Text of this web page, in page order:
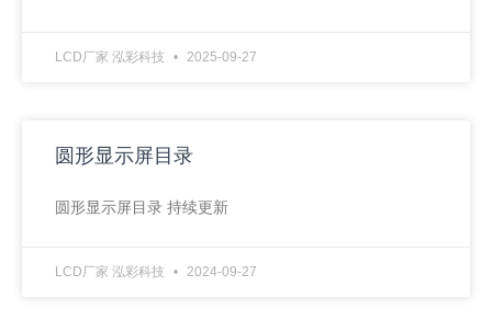
LCD厂家 泓彩科技 2025-09-27
圆形显示屏目录
圆形显示屏目录 持续更新
LCD厂家 泓彩科技 2024-09-27